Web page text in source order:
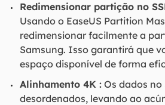
Redimensionar partição no
Usando o EaseUS Partition
redimensionar facilmente a
Samsung. Isso garantirá que
espaço disponível de forma
Alinhamento 4K :Os dados no
desordenados, levando ao